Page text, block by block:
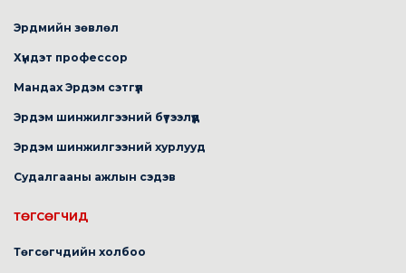
Эрдмийн зөвлөл
Хүндэт профессор
Мандах Эрдэм сэтгүүл
Эрдэм шинжилгээний бүтээлүүд
Эрдэм шинжилгээний хурлууд
Судалгааны ажлын сэдэв
ТӨГСӨГЧИД
Төгсөгчдийн холбоо